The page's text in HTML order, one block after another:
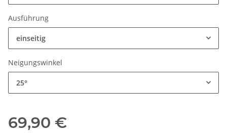
Ausführung
einseitig
Neigungswinkel
25°
69,90 €